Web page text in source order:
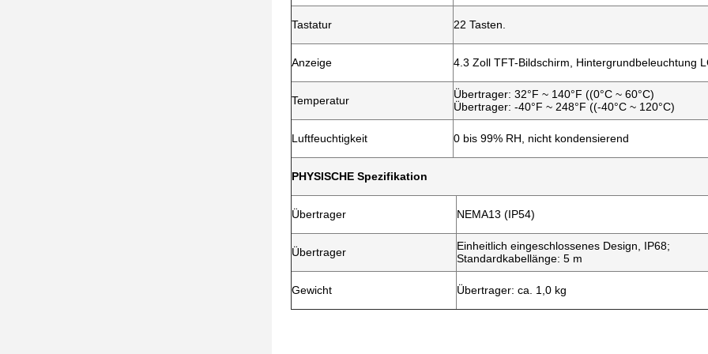
Tastatur 22 Tasten.
Anzeige 4.3 Zoll TFT-Bildschirm, Hintergrundbeleuchtung
Temperatur
Übertrager: 32°F ~ 140°F ((0°C ~ 60°C)
Übertrager: -40°F ~ 248°F ((-40°C ~ 120°C)
Luftfeuchtigkeit 0 bis 99% RH, nicht kondensierend
PHYSISCHE Spezifikation
Übertrager NEMA13 (IP54)
Übertrager
Einheitlich eingeschlossenes Design, IP68;
Standardkabellänge: 5 m
Gewicht Übertrager: ca. 1,0 kg